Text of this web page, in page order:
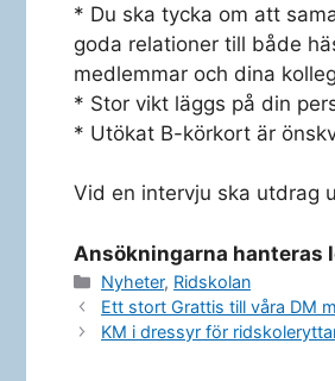
* Du ska tycka om att
goda relationer till både
medlemmar och dina
* Stor vikt läggs på din
* Utökat B-körkort är
Vid en intervju ska utdrag
Ansökningarna hanteras
Kategorier
Nyheter, Ridskolan
Ett stort Grattis till våra DM
KM i dressyr för